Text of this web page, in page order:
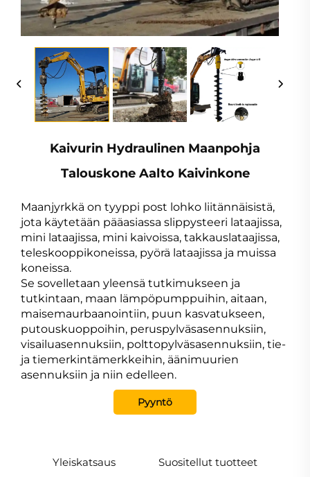
Kaivurin Hydraulinen Maanpohja
Talouskone Aalto Kaivinkone
Maanjyrkkä on tyyppi post lohko liitännäisistä,
jota käytetään pääasiassa slippysteeri lataajissa,
mini lataajissa, mini kaivoissa, takkauslataajissa,
teleskooppikoneissa, pyörä lataajissa ja muissa
koneissa.
Se sovelletaan yleensä tutkimukseen ja
tutkintaan, maan lämpöpumppuihin, aitaan,
maisemaurbaanointiin, puun kasvatukseen,
putouskuoppoihin, peruspylväsasennuksiin,
visailuasennuksiin, polttopylväsasennuksiin, tie-
ja tiemerkintämerkkeihin, äänimuurien
asennuksiin ja niin edelleen.
Pyyntö
Yleiskatsaus Suositellut tuotteet